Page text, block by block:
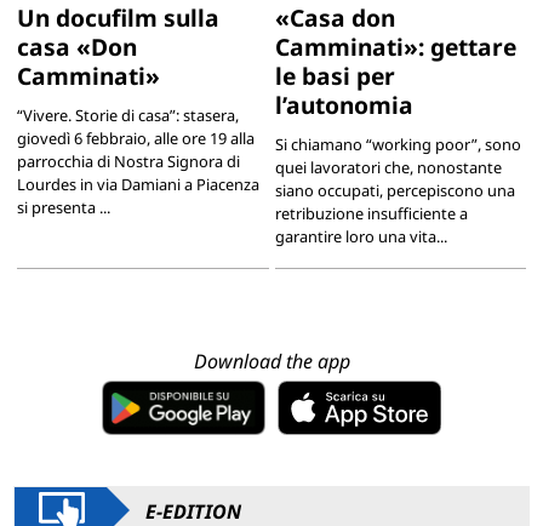
Un docufilm sulla
casa «Don
Camminati»
“Vivere. Storie di casa”: stasera,
giovedì 6 febbraio, alle ore 19 alla
parrocchia di Nostra Signora di
Lourdes in via Damiani a Piacenza
si presenta ...
«Casa don
Camminati»: gettare
le basi per
l’autonomia
Si chiamano “working poor”, sono
quei lavoratori che, nonostante
siano occupati, percepiscono una
retribuzione insufficiente a
garantire loro una vita...
Download the app
E-EDITION